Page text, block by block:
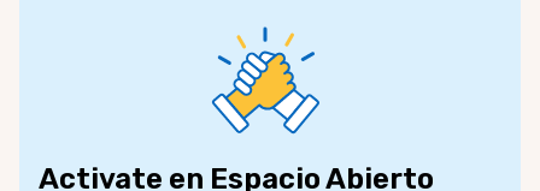
Activate en Espacio Abierto